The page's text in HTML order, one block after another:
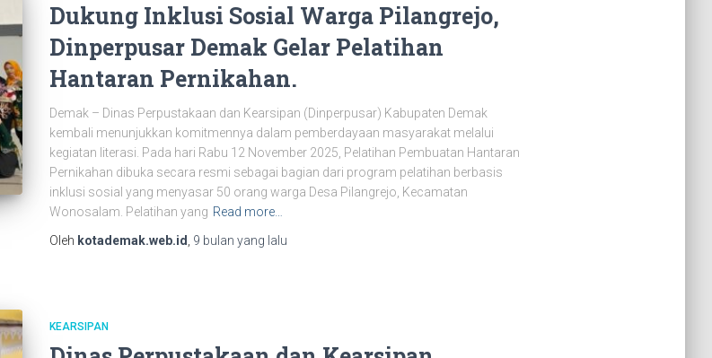
Dukung Inklusi Sosial Warga Pilangrejo,
Dinperpusar Demak Gelar Pelatihan
Hantaran Pernikahan.
Demak – Dinas Perpustakaan dan Kearsipan (Dinperpusar) Kabupaten Demak
kembali menunjukkan komitmennya dalam pemberdayaan masyarakat melalui
kegiatan literasi. Pada hari Rabu 12 November 2025, Pelatihan Pembuatan Hantaran
Pernikahan dibuka secara resmi sebagai bagian dari program pelatihan berbasis
inklusi sosial yang menyasar 50 orang warga Desa Pilangrejo, Kecamatan
Wonosalam. Pelatihan yang Read more…
Oleh kotademak.web.id 9 bulan yang lalu
KEARSIPAN